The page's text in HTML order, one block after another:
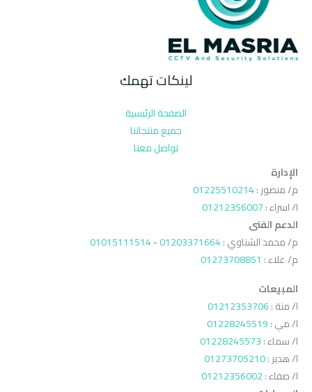
لينكات تهمك
الصفحة الرئيسية
جميع منتجاتنا
تواصل معنا
الإدارة
م/ منصور :01225510214
ا/ اسراء :01212356007
الدعم الفنى
م/ محمد الشناوي :01203371664
-
01015111514
م/ علاء : 01273708851
المبيعات
ا/ منة :01212353706
ا/ مي :01228245519
ا/ سماء :01228245573
ا/ هدير :01273705210
ا/ صفاء :01212356002